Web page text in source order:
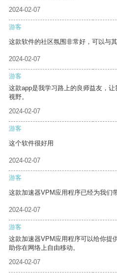
2024-02-07
游客
这款软件的社区氛围非常好，可以与
2024-02-07
游客
这款app是我学习路上的良师益友，
视野。
2024-02-07
游客
这个软件很好用
2024-02-07
游客
这款加速器VPM应用程序已经为我们
2024-02-07
游客
这款加速器VPM应用程序可以给你提
助你在网络上自由移动。
2024-02-07